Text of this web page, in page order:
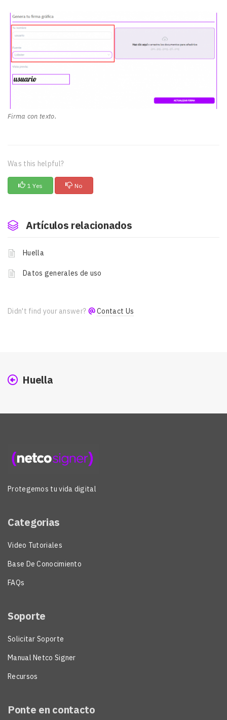
Firma con texto.
Was this helpful?
1 Yes No
Artículos relacionados
Huella
Datos generales de uso
Didn't find your answer? Contact Us
Huella
Protegemos tu vida digital
Categorias
Video Tutoriales
Base De Conocimiento
FAQs
Soporte
Solicitar Soporte
Manual Netco Signer
Recursos
Ponte en contacto